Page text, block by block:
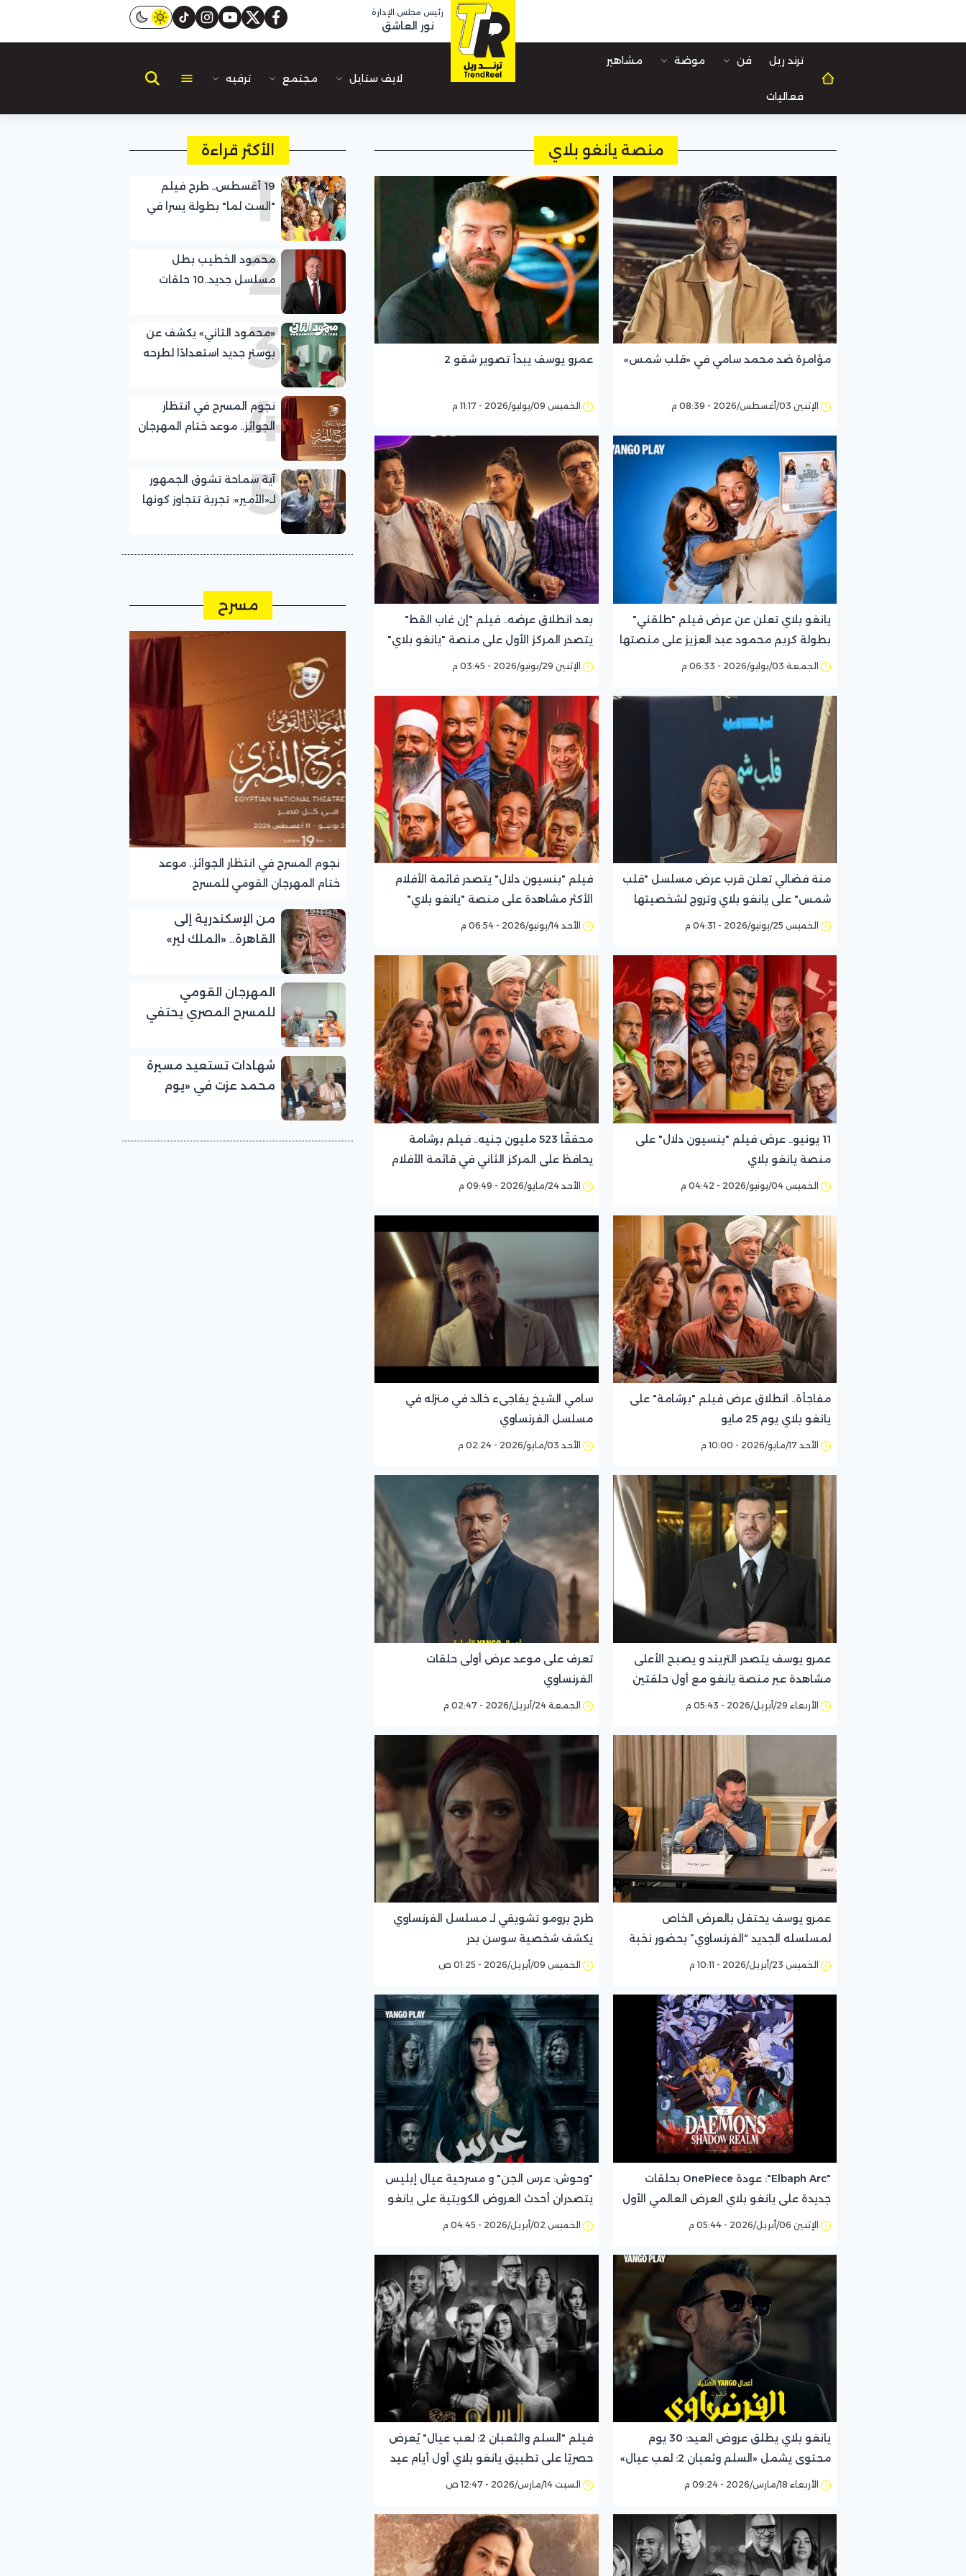
رئيس مجلس الإدارة
نور العاشق facebook
twitter
youtube
instagram
tiktok
ترند ريل فن موضة مشاهير
فعاليات
لايف ستايل مجتمع ترفيه
منصة يانغو بلاي
مؤامرة ضد محمد سامي في «قلب شمس»
الإثنين 03/أغسطس/2026 - 08:39 م
عمرو يوسف يبدأ تصوير شقو 2
الخميس 09/يوليو/2026 - 11:17 م
يانغو بلاي تعلن عن عرض فيلم "طلقني"
بطولة كريم محمود عبد العزيز على منصتها
قريباالجمعة 03/يوليو/2026 - 06:33 م
بعد انطلاق عرضه.. فيلم "إن غاب القط"
يتصدر المركز الأول على منصة "يانغو بلاي"
الإثنين 29/يونيو/2026 - 03:45 م
منة فضالي تعلن قرب عرض مسلسل "قلب
شمس" على يانغو بلاي وتروج لشخصيتها
الخميس 25/يونيو/2026 - 04:31 م
فيلم "بنسيون دلال" يتصدر قائمة الأفلام
الأكثر مشاهدة على منصة "يانغو بلاي"
الأحد 14/يونيو/2026 - 06:54 م
11 يونيو.. عرض فيلم "بنسيون دلال" على
منصة يانغو بلاي
الخميس 04/يونيو/2026 - 04:42 م
محققًا 523 مليون جنيه.. فيلم برشامة
يحافظ على المركز الثاني في قائمة الأفلام
الأكثر إيرادًا في السينما المصرية
الأحد 24/مايو/2026 - 09:49 م
مفاجأة.. انطلاق عرض فيلم "برشامة" على
يانغو بلاي يوم 25 مايو
الأحد 17/مايو/2026 - 10:00 م
سامي الشيخ يفاجىء خالد في منزله في
مسلسل الفرنساوي
الأحد 03/مايو/2026 - 02:24 م
عمرو يوسف يتصدر التريند و يصبح الأعلى
مشاهدة عبر منصة يانغو مع أول حلقتين
من الفرنساوي
الأربعاء 29/أبريل/2026 - 05:43 م
تعرف على موعد عرض أولى حلقات
الفرنساوي
الجمعة 24/أبريل/2026 - 02:47 م
عمرو يوسف يحتفل بالعرض الخاص
لمسلسله الجديد “الفرنساوي” بحضور نخبة
من النجوم
الخميس 23/أبريل/2026 - 10:11 م
طرح برومو تشويقي لـ مسلسل الفرنساوي
يكشف شخصية سوسن بدر
الخميس 09/أبريل/2026 - 01:25 ص
"Elbaph Arc": عودة OnePiece بحلقات
جديدة على يانغو بلاي العرض العالمي الأول
لأكثر الأركات انتظارًا
الإثنين 06/أبريل/2026 - 05:44 م
"وحوش: عرس الجن" و مسرحية عيال إبليس
يتصدران أحدث العروض الكويتية على يانغو
بلاي في أبريل
الخميس 02/أبريل/2026 - 04:45 م
يانغو بلاي يطلق عروض العيد: 30 يوم
محتوى يشمل «السلم وثعبان 2: لعب عيال»
الأربعاء 18/مارس/2026 - 09:24 م
فيلم "السلم والثعبان 2: لعب عيال" يُعرض
حصريًا على تطبيق يانغو بلاي أول أيام عيد
الفطرالسبت 14/مارس/2026 - 12:47 ص
الأكثر قراءة
119 أغسطس.. طرح فيلم
"الست لما" بطولة يسرا في
2
محمود الخطيب بطل
مسلسل جديد..10 حلقات
3
«محمود التاني» يكشف عن
بوستر جديد استعدادًا لطرحه
4
نجوم المسرح في انتظار
الجوائز.. موعد ختام المهرجان
5
آية سماحة تشوق الجمهور
لـ«الأمير»: تجربة تتجاوز كونها
مسرح
نجوم المسرح في انتظار الجوائز.. موعد
ختام المهرجان القومي للمسرح
من الإسكندرية إلى
القاهرة.. «الملك لير»
المهرجان القومي
للمسرح المصري يحتفي
الرائدة في المسرح الريفي
شهادات تستعيد مسيرة
محمد عزت في «يوم